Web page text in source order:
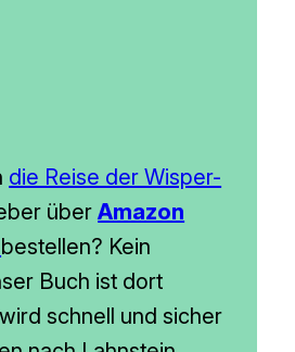
die Reise der Wisper-
überAmazon
bestellen? Kein
Buch ist dort
schnell und sicher